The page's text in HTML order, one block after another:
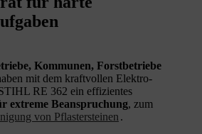
Kommunen, Forstbetriebe
mit dem kraftvollen Elektro-
RE 362 ein effizientes
extreme Beanspruchung, zum
von Pflastersteinen .